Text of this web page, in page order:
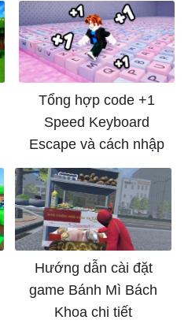
Tổng hợp code +1
Speed Keyboard
Escape và cách nhập
Hướng dẫn cài đặt
game Bánh Mì Bách
Khoa chi tiết